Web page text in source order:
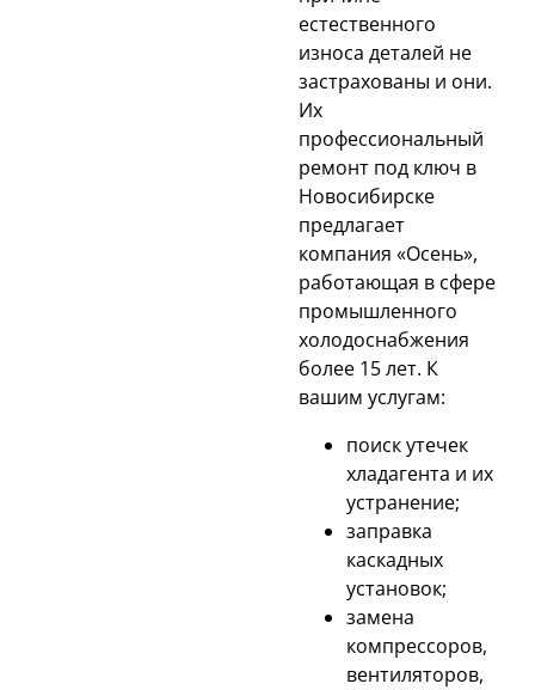
естественного
износа деталей не
застрахованы и они.
Их
профессиональный
ремонт под ключ в
Новосибирске
предлагает
компания «Осень»,
работающая в сфере
промышленного
холодоснабжения
более 15 лет. К
вашим услугам:
поиск утечек
хладагента и их
устранение;
заправка
каскадных
установок;
замена
компрессоров,
вентиляторов,